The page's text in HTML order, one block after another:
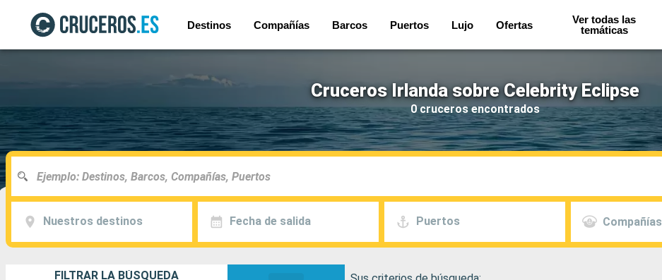
Destinos Compañías Barcos Puertos Lujo Ofertas
Ver todas las
temáticas
Cruceros Irlanda sobre Celebrity Eclipse
0 cruceros encontrados
Nuestros destinos Fecha de salida Puertos Compañías
FILTRAR LA BÚSQUEDA